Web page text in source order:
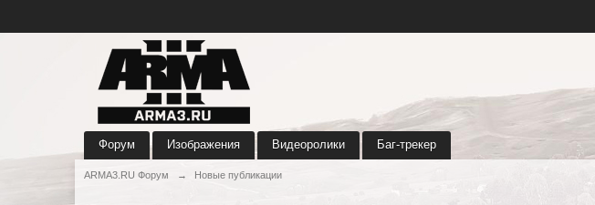
Форум Изображения Видеоролики Баг-трекер
ARMA3.RU Форум → Новые публикации